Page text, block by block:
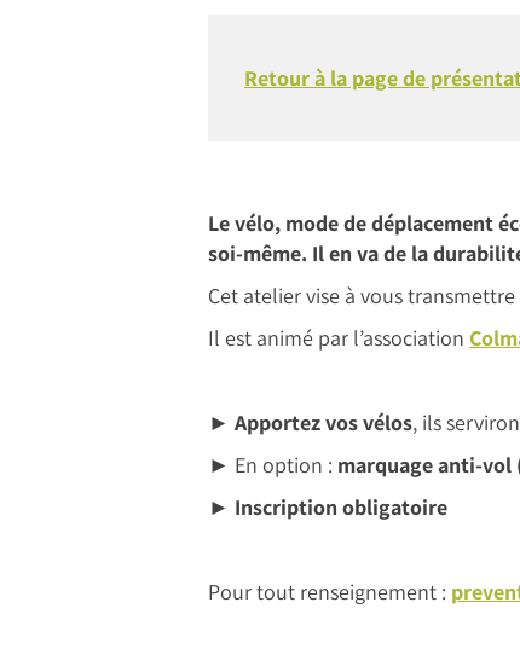
Retour à la page de
Le vélo, mode de déplacement
soi-même. Il en va de la
Cet atelier vise à vous
Il est animé par l’association
► Apportez vos vélos, ils
► En option : marquage anti-vol
► Inscription obligatoire
Pour tout renseignement :